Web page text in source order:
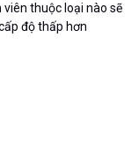
thuộc loại nào sẽ
độ thấp hơn